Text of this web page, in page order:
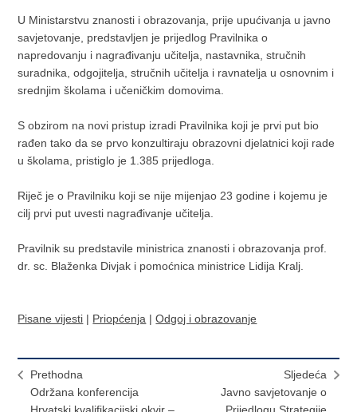
U Ministarstvu znanosti i obrazovanja, prije upućivanja u javno
savjetovanje, predstavljen je prijedlog Pravilnika o
napredovanju i nagrađivanju učitelja, nastavnika, stručnih
suradnika, odgojitelja, stručnih učitelja i ravnatelja u osnovnim i
srednjim školama i učeničkim domovima.
S obzirom na novi pristup izradi Pravilnika koji je prvi put bio
rađen tako da se prvo konzultiraju obrazovni djelatnici koji rade
u školama, pristiglo je 1.385 prijedloga.
Riječ je o Pravilniku koji se nije mijenjao 23 godine i kojemu je
cilj prvi put uvesti nagrađivanje učitelja.
Pravilnik su predstavile ministrica znanosti i obrazovanja prof.
dr. sc. Blaženka Divjak i pomoćnica ministrice Lidija Kralj.
Pisane vijesti | Priopćenja |Odgoj i obrazovanje
Prethodna
Održana konferencija
Sljedeća
Javno savjetovanje o